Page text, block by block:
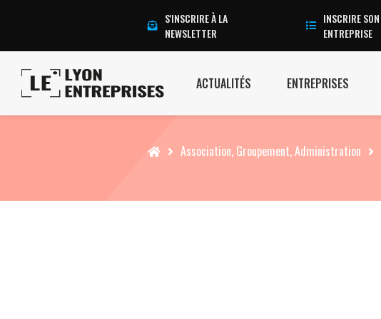
S'INSCRIRE À LA
NEWSLETTER
INSCRIRE SON
ENTREPRISE
ACTUALITÉS ENTREPRISES
Accueil Association, Groupement, Administration